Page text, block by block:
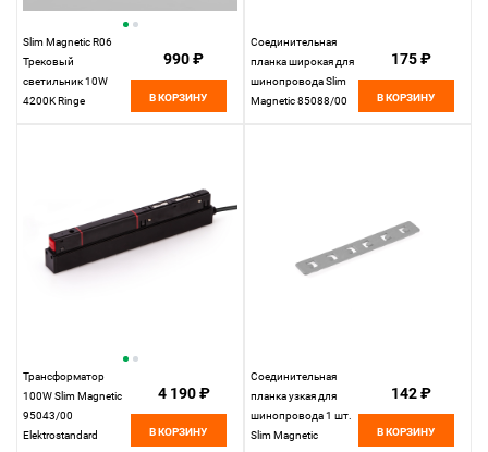
Slim Magnetic R06
Трековый
светильник 10W
4200K Ringe
990 ₽
В КОРЗИНУ
Соединительная
планка широкая для
шинопровода Slim
Magnetic 85088/00
175 ₽
В КОРЗИНУ
Трансформатор
100W Slim Magnetic
95043/00
Elektrostandard
4 190 ₽
В КОРЗИНУ
Соединительная
планка узкая для
шинопровода 1 шт.
Slim Magnetic
142 ₽
В КОРЗИНУ